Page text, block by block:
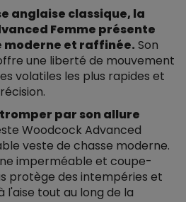
anglaise classique, la
Femme présente
moderne et raffinée. Son
une liberté de mouvement
volatiles les plus rapides et
tromper par son allure
Woodcock Advanced
veste de chasse moderne.
imperméable et coupe-
protège des intempéries et
l'aise tout au long de la